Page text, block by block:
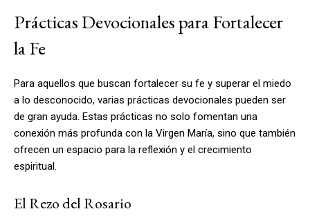
Prácticas Devocionales para Fortalecer
la Fe
Para aquellos que buscan fortalecer su fe y superar el miedo
a lo desconocido, varias prácticas devocionales pueden ser
de gran ayuda. Estas prácticas no solo fomentan una
conexión más profunda con la Virgen María, sino que también
ofrecen un espacio para la reflexión y el crecimiento
espiritual.
El Rezo del Rosario